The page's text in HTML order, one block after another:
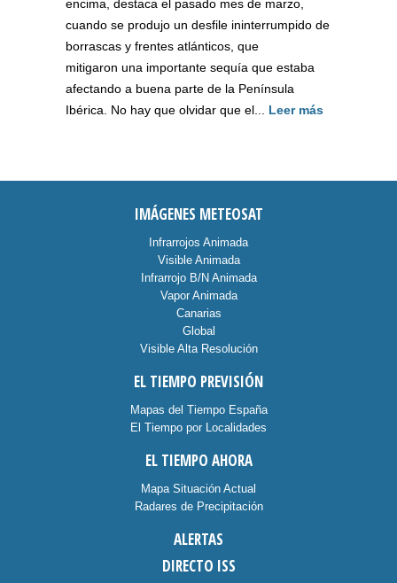
encima, destaca el pasado mes de marzo,
cuando se produjo un desfile ininterrumpido de
borrascas y frentes atlánticos, que
mitigaron una importante sequía que estaba
afectando a buena parte de la Península
Ibérica. No hay que olvidar que el... Leer más
IMÁGENES METEOSAT
Infrarrojos Animada
Visible Animada
Infrarrojo B/N Animada
Vapor Animada
Canarias
Global
Visible Alta Resolución
EL TIEMPO PREVISIÓN
Mapas del Tiempo España
El Tiempo por Localidades
EL TIEMPO AHORA
Mapa Situación Actual
Radares de Precipitación
ALERTAS
DIRECTO ISS